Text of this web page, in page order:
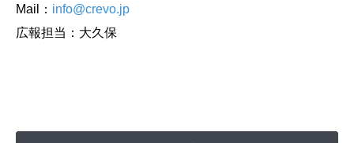
Mail： info@crevo.jp
広報担当：大久保